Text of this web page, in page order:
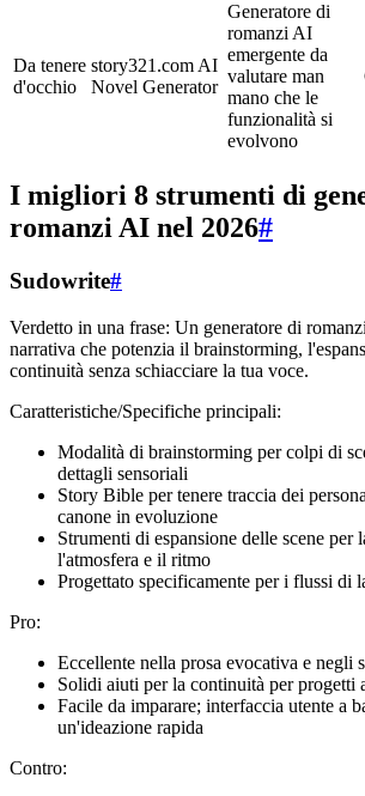
Da tenere
d'occhio
story321.com AI
Novel Generator
Generatore di
romanzi AI
emergente da
valutare man
mano che le
funzionalità si
evolvono
I migliori 8 strumenti di
romanzi AI nel 2026#
Sudowrite#
Verdetto in una frase: Un generatore di
narrativa che potenzia il brainstorming,
continuità senza schiacciare la tua voce.
Caratteristiche/Specifiche principali:
Modalità di brainstorming per colpi di
dettagli sensoriali
Story Bible per tenere traccia dei
canone in evoluzione
Strumenti di espansione delle scene per
l'atmosfera e il ritmo
Progettato specificamente per i flussi di
Pro:
Eccellente nella prosa evocativa e negli
Solidi aiuti per la continuità per progetti
Facile da imparare; interfaccia utente a
un'ideazione rapida
Contro: